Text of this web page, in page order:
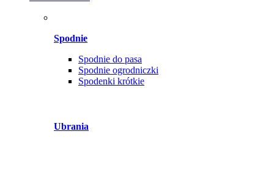
Spodnie
Spodnie do pasa
Spodnie ogrodniczki
Spodenki krótkie
Ubrania